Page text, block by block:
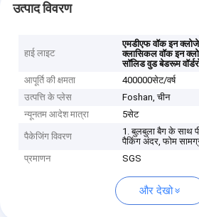
उत्पाद विवरण
हाई लाइट
एमडीएफ वॉक इन
क्लासिकल वॉक इन
सॉलिड वुड बेडरूम
आपूर्ति की क्षमता
400000सेट/वर्ष
उत्पत्ति के प्लेस
Foshan, चीन
न्यूनतम आदेश मात्रा
5सेट
पैकेजिंग विवरण
1. बुलबुला बैग के साथ
पैकिंग अंदर, फोम
प्रमाणन
SGS
और देखो